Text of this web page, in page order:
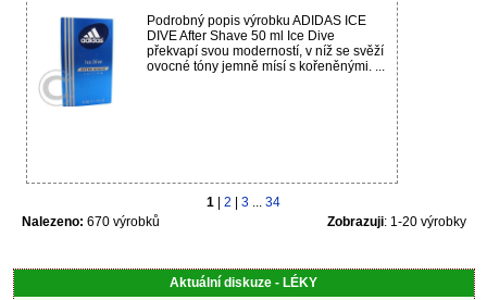
Podrobný popis výrobku ADIDAS ICE
DIVE After Shave 50 ml Ice Dive
překvapí svou moderností, v níž se svěží
ovocné tóny jemně mísí s kořeněnými. ...
1 2 3 ... 34
Nalezeno: 670 výrobků Zobrazuji: 1-20 výrobky
Aktuální diskuze - LÉKY